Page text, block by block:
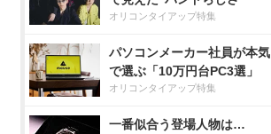
オリコンタイアップ特集
パソコンメーカー社員が本気
で選ぶ「10万円台PC3選」
オリコンタイアップ特集
一番似合う登場人物は…